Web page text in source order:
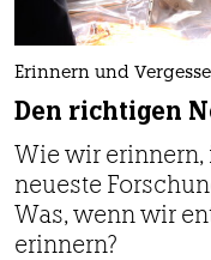
Erinnern und
Den richtigen
Wie wir
neueste
Was, wenn wir
erinnern?